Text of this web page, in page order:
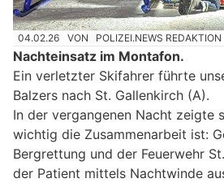
04.02.26 VON POLIZEI.NEWS REDAKTION
Nachteinsatz im Montafon.
Ein verletzter Skifahrer führte
Balzers nach St. Gallenkirch (A).
In der vergangenen Nacht zeigte
wichtig die Zusammenarbeit ist:
Bergrettung und der Feuerwehr
der Patient mittels Nachtwinde